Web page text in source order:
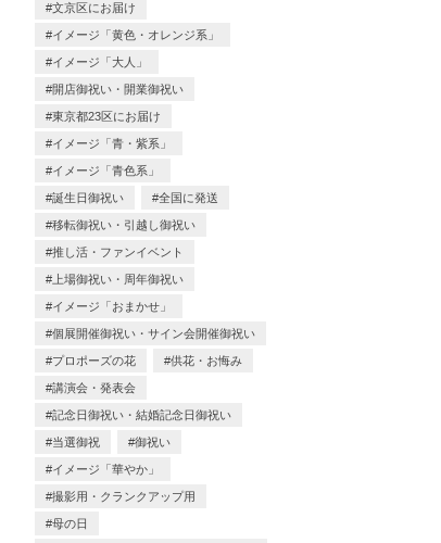
文京区にお届け
イメージ「黄色・オレンジ系」
イメージ「大人」
開店御祝い・開業御祝い
東京都23区にお届け
イメージ「青・紫系」
イメージ「青色系」
誕生日御祝い 全国に発送
移転御祝い・引越し御祝い
推し活・ファンイベント
上場御祝い・周年御祝い
イメージ「おまかせ」
個展開催御祝い・サイン会開催御祝い
プロポーズの花 供花・お悔み
講演会・発表会
記念日御祝い・結婚記念日御祝い
当選御祝 御祝い
イメージ「華やか」
撮影用・クランクアップ用
母の日